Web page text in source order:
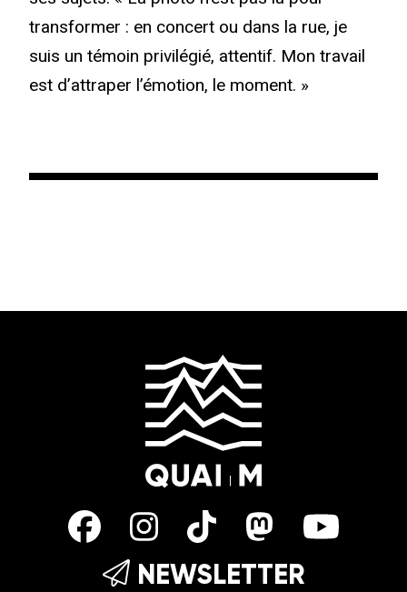
transformer : en concert ou dans la rue, je
suis un témoin privilégié, attentif. Mon travail
est d’attraper l’émotion, le moment. »
NEWSLETTER